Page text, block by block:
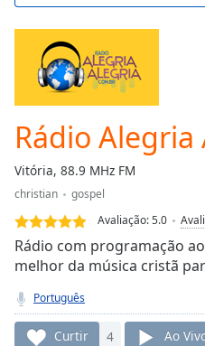
Backward
Skip
Forward
Mute
Current
Time0:00
Duration
Loaded:
0.00%
Stream
TypeLIVE
live,
currently
behind
LIVE
Rádio Alegria
Vitória, 88.9 MHz FM
christian
gospel
Avaliação:5.0
Rádio com programação
melhor da música cristã
Português
Curtir 4 Ao